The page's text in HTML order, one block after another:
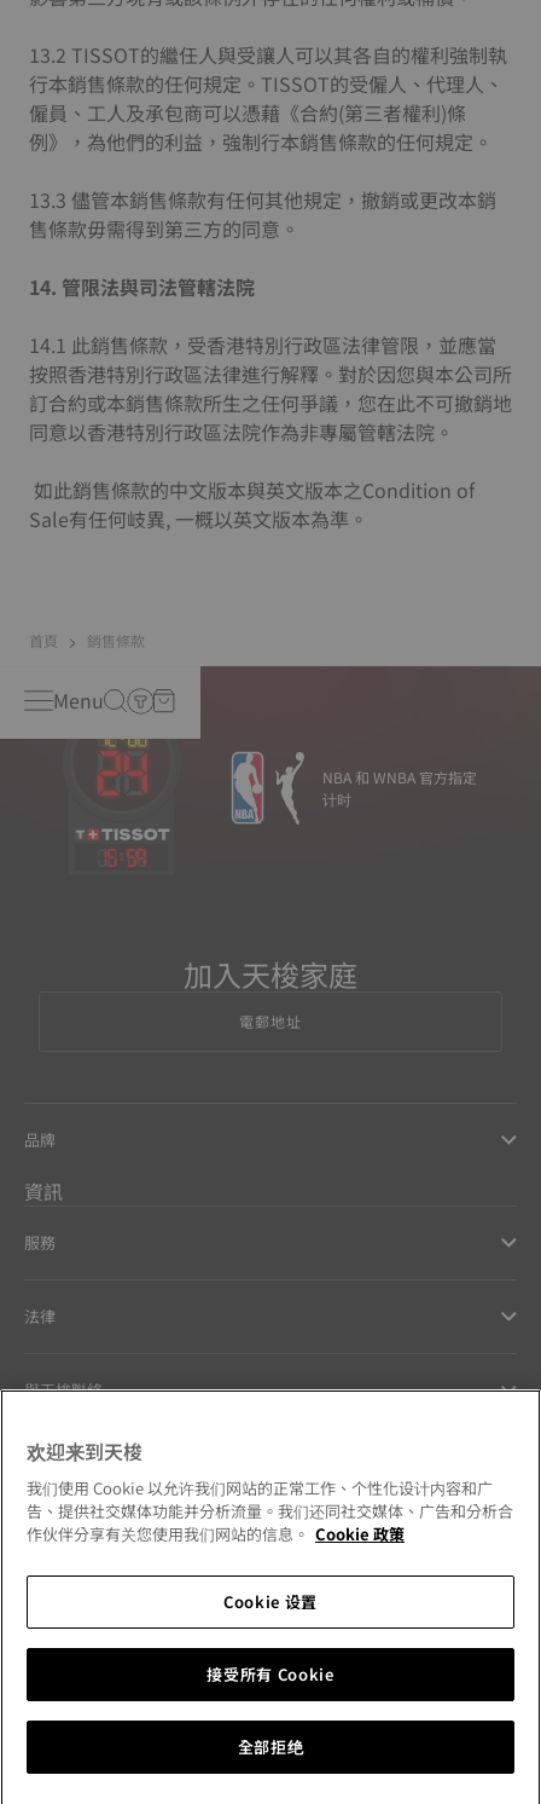
13.2 TISSOT的繼任人與受讓人可以其各自的權利強制執
行本銷售條款的任何規定。TISSOT的受僱人、代理人、
僱員、工人及承包商可以憑藉《合約(第三者權利)條
例》，為他們的利益，強制行本銷售條款的任何規定。
13.3 儘管本銷售條款有任何其他規定，撤銷或更改本銷
售條款毋需得到第三方的同意。
14. 管限法與司法管轄法院
14.1 此銷售條款，受香港特別行政區法律管限，並應當
按照香港特別行政區法律進行解釋。對於因您與本公司所
訂合約或本銷售條款所生之任何爭議，您在此不可撤銷地
同意以香港特別行政區法院作為非專屬管轄法院。
如此銷售條款的中文版本與英文版本之Condition of
Sale有任何岐異, 一概以英文版本為準。
首頁 銷售條款
Menu
15:59
NBA 和 WNBA 官方指定
计时
加入天梭家庭
電郵地址
品牌
資訊
服務
法律
與天梭聯絡
Our commitments
Hong Kong SAR•香港特別行政區
Change country
欢迎来到天梭
我们使用 Cookie 以允许我们网站的正常工作、个性化设计内容和广
告、提供社交媒体功能并分析流量。我们还同社交媒体、广告和分析合
作伙伴分享有关您使用我们网站的信息。 Cookie 政策
Cookie 设置
全部拒绝
接受所有 Cookie